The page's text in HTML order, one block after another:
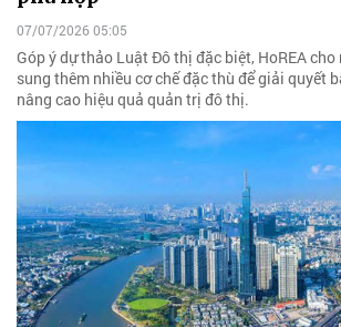
07/07/2026 05:05
Góp ý dự thảo Luật Đô thị đặc biệt, HoREA
sung thêm nhiều cơ chế đặc thù để giải quyết
nâng cao hiệu quả quản trị đô thị.